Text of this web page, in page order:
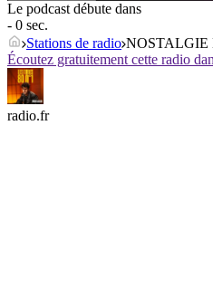
Le podcast débute dans
- 0 sec.
Stations de radio NOSTALGIE
Écoutez gratuitement cette radio
radio.fr